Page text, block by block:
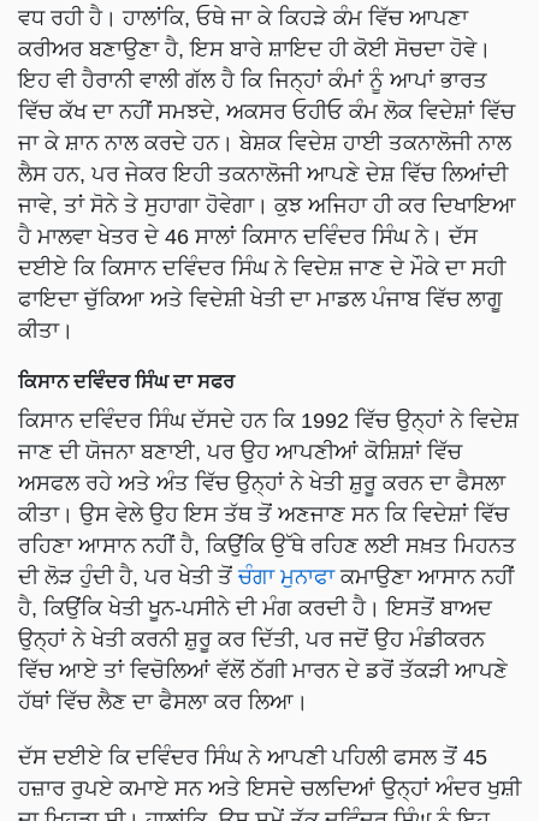
ਵਧ ਰਹੀ ਹੈ। ਹਾਲਾਂਕਿ, ਓਥੇ ਜਾ ਕੇ ਕਿਹੜੇ ਕੰਮ ਵਿੱਚ ਆਪਣਾ
ਕਰੀਅਰ ਬਣਾਉਣਾ ਹੈ, ਇਸ ਬਾਰੇ ਸ਼ਾਇਦ ਹੀ ਕੋਈ ਸੋਚਦਾ ਹੋਵੇ।
ਇਹ ਵੀ ਹੈਰਾਨੀ ਵਾਲੀ ਗੱਲ ਹੈ ਕਿ ਜਿਨ੍ਹਾਂ ਕੰਮਾਂ ਨੂੰ ਆਪਾਂ ਭਾਰਤ
ਵਿੱਚ ਕੱਖ ਦਾ ਨਹੀਂ ਸਮਝਦੇ, ਅਕਸਰ ਓਹੀਓ ਕੰਮ ਲੋਕ ਵਿਦੇਸ਼ਾਂ ਵਿੱਚ
ਜਾ ਕੇ ਸ਼ਾਨ ਨਾਲ ਕਰਦੇ ਹਨ। ਬੇਸ਼ਕ ਵਿਦੇਸ਼ ਹਾਈ ਤਕਨਾਲੋਜੀ ਨਾਲ
ਲੈਸ ਹਨ, ਪਰ ਜੇਕਰ ਇਹੀ ਤਕਨਾਲੋਜੀ ਆਪਣੇ ਦੇਸ਼ ਵਿੱਚ ਲਿਆਂਦੀ
ਜਾਵੇ, ਤਾਂ ਸੋਨੇ ਤੇ ਸੁਹਾਗਾ ਹੋਵੇਗਾ। ਕੁਝ ਅਜਿਹਾ ਹੀ ਕਰ ਦਿਖਾਇਆ
ਹੈ ਮਾਲਵਾ ਖੇਤਰ ਦੇ 46 ਸਾਲਾਂ ਕਿਸਾਨ ਦਵਿੰਦਰ ਸਿੰਘ ਨੇ। ਦੱਸ
ਦਈਏ ਕਿ ਕਿਸਾਨ ਦਵਿੰਦਰ ਸਿੰਘ ਨੇ ਵਿਦੇਸ਼ ਜਾਣ ਦੇ ਮੌਕੇ ਦਾ ਸਹੀ
ਫਾਇਦਾ ਚੁੱਕਿਆ ਅਤੇ ਵਿਦੇਸ਼ੀ ਖੇਤੀ ਦਾ ਮਾਡਲ ਪੰਜਾਬ ਵਿੱਚ ਲਾਗੂ
ਕੀਤਾ।
ਕਿਸਾਨ ਦਵਿੰਦਰ ਸਿੰਘ ਦਾ ਸਫਰ
ਕਿਸਾਨ ਦਵਿੰਦਰ ਸਿੰਘ ਦੱਸਦੇ ਹਨ ਕਿ 1992 ਵਿੱਚ ਉਨ੍ਹਾਂ ਨੇ ਵਿਦੇਸ਼
ਜਾਣ ਦੀ ਯੋਜਨਾ ਬਣਾਈ, ਪਰ ਉਹ ਆਪਣੀਆਂ ਕੋਸ਼ਿਸ਼ਾਂ ਵਿੱਚ
ਅਸਫਲ ਰਹੇ ਅਤੇ ਅੰਤ ਵਿੱਚ ਉਨ੍ਹਾਂ ਨੇ ਖੇਤੀ ਸ਼ੁਰੂ ਕਰਨ ਦਾ ਫੈਸਲਾ
ਕੀਤਾ। ਉਸ ਵੇਲੇ ਉਹ ਇਸ ਤੱਥ ਤੋਂ ਅਣਜਾਣ ਸਨ ਕਿ ਵਿਦੇਸ਼ਾਂ ਵਿੱਚ
ਰਹਿਣਾ ਆਸਾਨ ਨਹੀਂ ਹੈ, ਕਿਉਂਕਿ ਉੱਥੇ ਰਹਿਣ ਲਈ ਸਖ਼ਤ ਮਿਹਨਤ
ਦੀ ਲੋੜ ਹੁੰਦੀ ਹੈ, ਪਰ ਖੇਤੀ ਤੋਂ ਚੰਗਾ ਮੁਨਾਫਾਕਮਾਉਣਾ ਆਸਾਨ ਨਹੀਂ
ਹੈ, ਕਿਉਂਕਿ ਖੇਤੀ ਖੂਨ-ਪਸੀਨੇ ਦੀ ਮੰਗ ਕਰਦੀ ਹੈ। ਇਸਤੋਂ ਬਾਅਦ
ਉਨ੍ਹਾਂ ਨੇ ਖੇਤੀ ਕਰਨੀ ਸ਼ੁਰੂ ਕਰ ਦਿੱਤੀ, ਪਰ ਜਦੋਂ ਉਹ ਮੰਡੀਕਰਨ
ਵਿੱਚ ਆਏ ਤਾਂ ਵਿਚੋਲਿਆਂ ਵੱਲੋਂ ਠੱਗੀ ਮਾਰਨ ਦੇ ਡਰੋਂ ਤੱਕੜੀ ਆਪਣੇ
ਹੱਥਾਂ ਵਿੱਚ ਲੈਣ ਦਾ ਫੈਸਲਾ ਕਰ ਲਿਆ।
ਦੱਸ ਦਈਏ ਕਿ ਦਵਿੰਦਰ ਸਿੰਘ ਨੇ ਆਪਣੀ ਪਹਿਲੀ ਫਸਲ ਤੋਂ 45
ਹਜ਼ਾਰ ਰੁਪਏ ਕਮਾਏ ਸਨ ਅਤੇ ਇਸਦੇ ਚਲਦਿਆਂ ਉਨ੍ਹਾਂ ਅੰਦਰ ਖੁਸ਼ੀ